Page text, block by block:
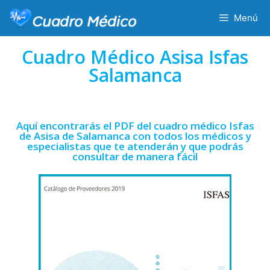
Menú
Cuadro Médico Asisa Isfas
Salamanca
Aquí encontrarás el PDF del cuadro médico Isfas
de Asisa de Salamanca con todos los médicos y
especialistas que te atenderán y que podrás
consultar de manera fácil